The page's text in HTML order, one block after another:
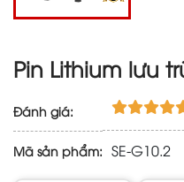
Pin Lithium lưu
Đánh giá:
Mã sản phẩm: SE-G10.2